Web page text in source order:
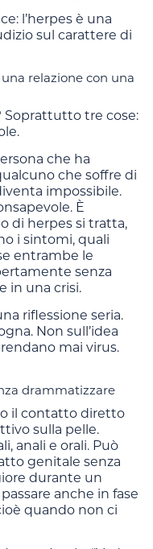
l’herpes è una
sul carattere di
relazione con una
Soprattutto tre cose:
che ha
che soffre di
impossibile.
È
di herpes si tratta,
i sintomi, quali
entrambe le
senza
in una crisi.
riflessione seria.
Non sull’idea
mai virus.
drammatizzare
il contatto diretto
sulla pelle.
anali e orali. Può
genitale senza
durante un
anche in fase
quando non ci